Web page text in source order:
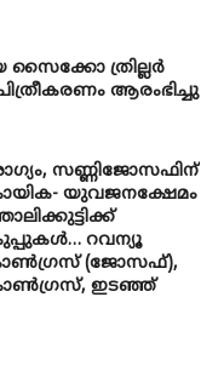
സൈക്കോ ത്രില്ലർ
ആരംഭിച്ചു
സണ്ണിജോസഫിന്
യുവജനക്ഷേമം
റവന്യൂ
(ജോസഫ്),
ഇടഞ്ഞ്